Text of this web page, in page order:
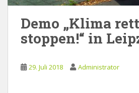
Demo „Klima
stoppen!“ in
29. Juli 2018 Administrator